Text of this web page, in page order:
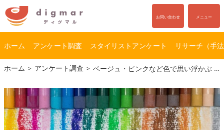
コ
ン
へ
ス
ナ
ビ
ョ
ン
お問い合わせ メニュー
ホーム アンケート調査 スタイリストアンケート リサーチ（手
ホーム アンケート調査 ベージュ・ピンクなど色で思い浮かぶ 有名人は？｜有名人のイメージカラーについてのアンケート